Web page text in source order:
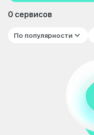
0 сервисов
По популярности